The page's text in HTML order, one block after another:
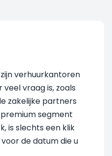
verhuurkantoren
vraag is, zoals
zakelijke partners
segment
is slechts een klik
de datum die u